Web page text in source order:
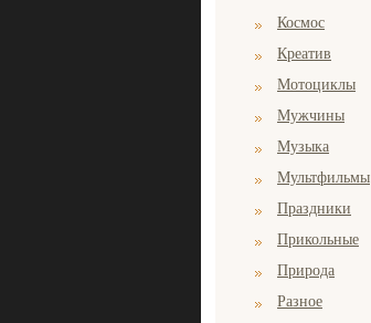
Космос
Креатив
Мотоциклы
Мужчины
Музыка
Мультфильмы
Праздники
Прикольные
Природа
Разное